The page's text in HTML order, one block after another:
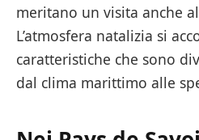
meritano un visita anche
L’atmosfera natalizia si
caratteristiche che sono
dal clima marittimo alle